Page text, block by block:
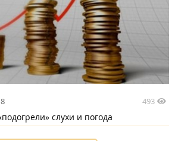
493
слухи и погода